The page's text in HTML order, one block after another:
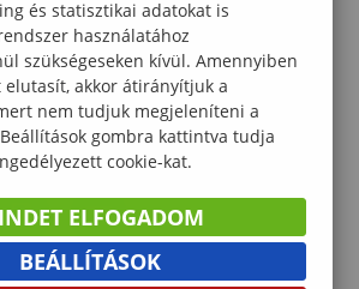
OLDALRA
és statisztikai adatokat is
használatához
szükségeseken kívül. Amennyiben
akkor átirányítjuk a
nem tudjuk megjeleníteni a
gombra kattintva tudja
cookie-kat.
ELFOGADOM
BEÁLLÍTÁSOK